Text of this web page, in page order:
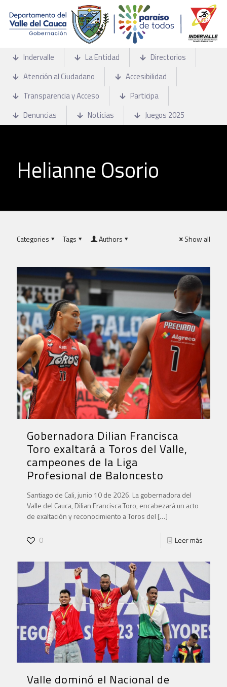
Indervalle La Entidad
Directorios
Atención al Ciudadano
Accesibilidad
Transparencia y Acceso
Participa
Denuncias
Noticias Juegos 2025
Helianne Osorio
Categories Tags Authors Show all
Gobernadora Dilian Francisca
Toro exaltará a Toros del Valle,
campeones de la Liga
Profesional de Baloncesto
Santiago de Cali, junio 10 de 2026. La gobernadora del
Valle del Cauca, Dilian Francisca Toro, encabezará un acto
de exaltación y reconocimiento a Toros del […]
0 Leer más
Valle dominó el Nacional de